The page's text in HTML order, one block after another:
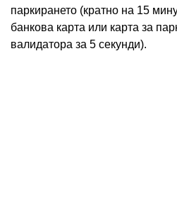
паркирането (кратно на 15
банкова карта или карта за
валидатора за 5 секунди).